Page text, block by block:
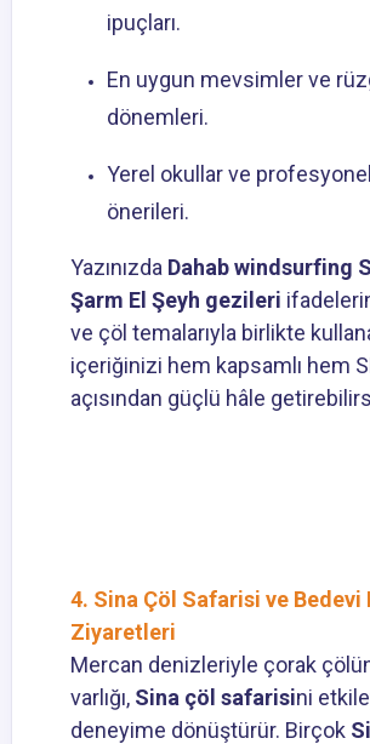
ipuçları.
En uygun mevsimler ve
dönemleri.
Yerel okullar ve
önerileri.
Yazınızda Dahab windsurfing
Şarm El Şeyh gezileri
ve çöl temalarıyla birlikte
içeriğinizi hem kapsamlı hem
açısından güçlü hâle
4. Sina Çöl Safarisi ve Bedevi
Ziyaretleri
Mercan denizleriyle çorak
varlığı, Sina çöl safarisini
deneyime dönüştürür. Birçok